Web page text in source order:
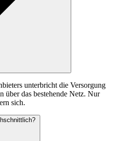
unterbricht die Versorgung
über das bestehende Netz. Nur
sich.